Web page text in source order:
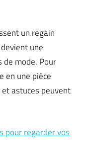
un regain
une
mode. Pour
en une pièce
astuces peuvent
pour regarder vos